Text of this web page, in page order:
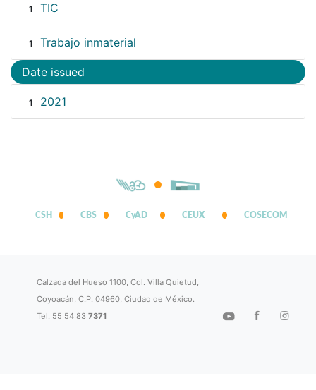
1 TIC
1 Trabajo inmaterial
Date issued
1 2021
CSH CBS CyAD CEUX COSECOM
Calzada del Hueso 1100, Col. Villa Quietud,
Coyoacán, C.P. 04960, Ciudad de México.
Tel. 55 54 837371